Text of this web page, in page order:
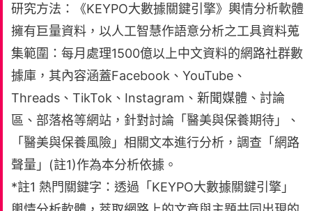
研究方法：《KEYPO大數據關鍵引擎》輿情分析軟體
擁有巨量資料，以人工智慧作語意分析之工具資料蒐
集範圍：每月處理1500億以上中文資料的網路社群數
據庫，其內容涵蓋Facebook、YouTube、
Threads、TikTok、Instagram、新聞媒體、討論
區、部落格等網站，針對討論「醫美與保養期待」、
「醫美與保養風險」相關文本進行分析，調查「網路
聲量」(註1)作為本分析依據。
*註1 熱門關鍵字：透過「KEYPO大數據關鍵引擎」